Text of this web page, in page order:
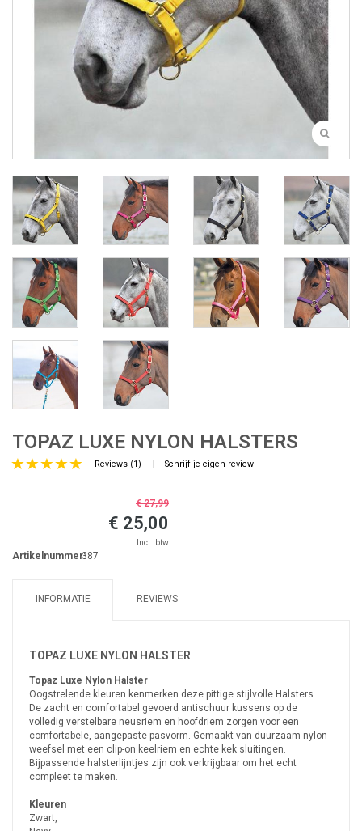
TOPAZ LUXE NYLON HALSTERS
Reviews (1) | Schrijf je eigen review
€ 27,99
€ 25,00
Incl. btw
Artikelnummer:387
INFORMATIE REVIEWS
TOPAZ LUXE NYLON HALSTER
Topaz Luxe Nylon Halster
Oogstrelende kleuren kenmerken deze pittige stijlvolle Halsters.
De zacht en comfortabel gevoerd antischuur kussens op de
volledig verstelbare neusriem en hoofdriem zorgen voor een
comfortabele, aangepaste pasvorm. Gemaakt van duurzaam nylon
weefsel met een clip-on keelriem en echte kek sluitingen.
Bijpassende halsterlijntjes zijn ook verkrijgbaar om het echt
compleet te maken.
Kleuren
Zwart,